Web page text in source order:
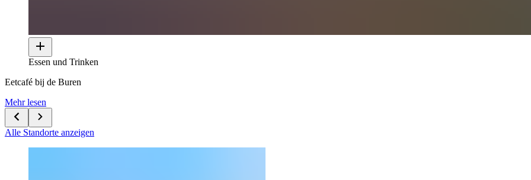
Essen und Trinken
Eetcafé bij de Buren
Mehr lesen
Alle Standorte anzeigen